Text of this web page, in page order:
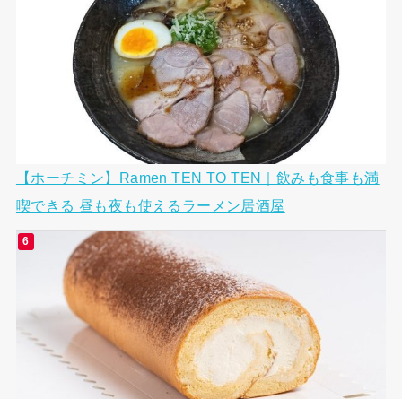
【ホーチミン】Ramen TEN TO TEN｜飲みも食事も満
喫できる 昼も夜も使えるラーメン居酒屋